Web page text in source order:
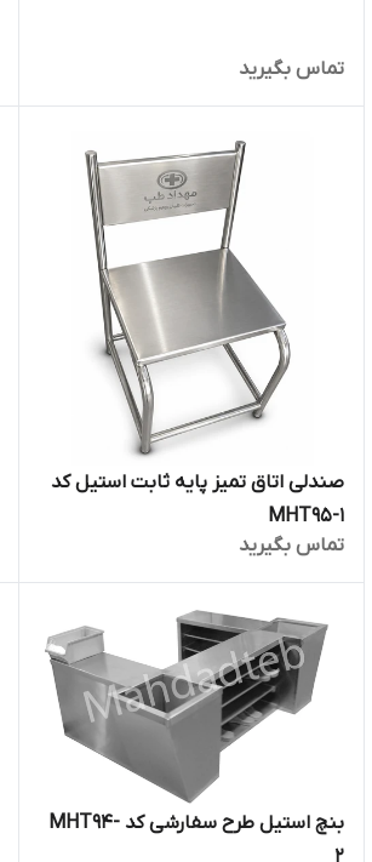
تماس بگیرید
صندلی اتاق تمیز پایه ثابت استیل کد
MHT95-1
تماس بگیرید
بنچ استیل طرح سفارشی کد MHT94-